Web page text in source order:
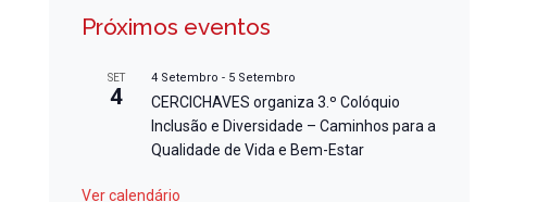
Próximos eventos
SET
4
4 Setembro - 5 Setembro
CERCICHAVES organiza 3.º Colóquio
Inclusão e Diversidade – Caminhos para a
Qualidade de Vida e Bem-Estar
Ver calendário